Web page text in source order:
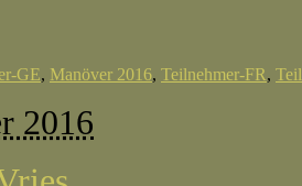
GE, Manöver 2016, Teilnehmer-FR,
2016